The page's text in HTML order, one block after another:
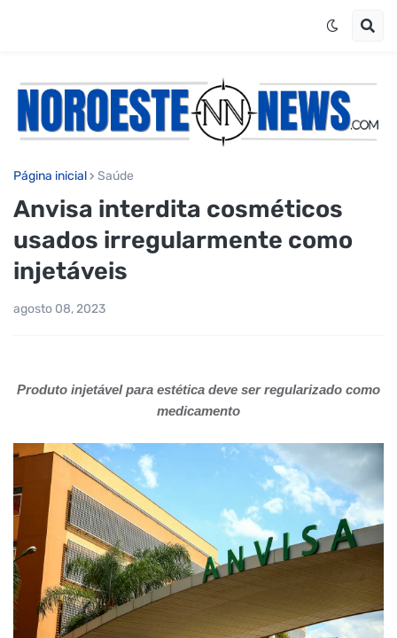
Página inicial Saúde
Anvisa interdita cosméticos
usados irregularmente como
injetáveis
agosto 08, 2023
Produto injetável para estética deve ser regularizado como
medicamento